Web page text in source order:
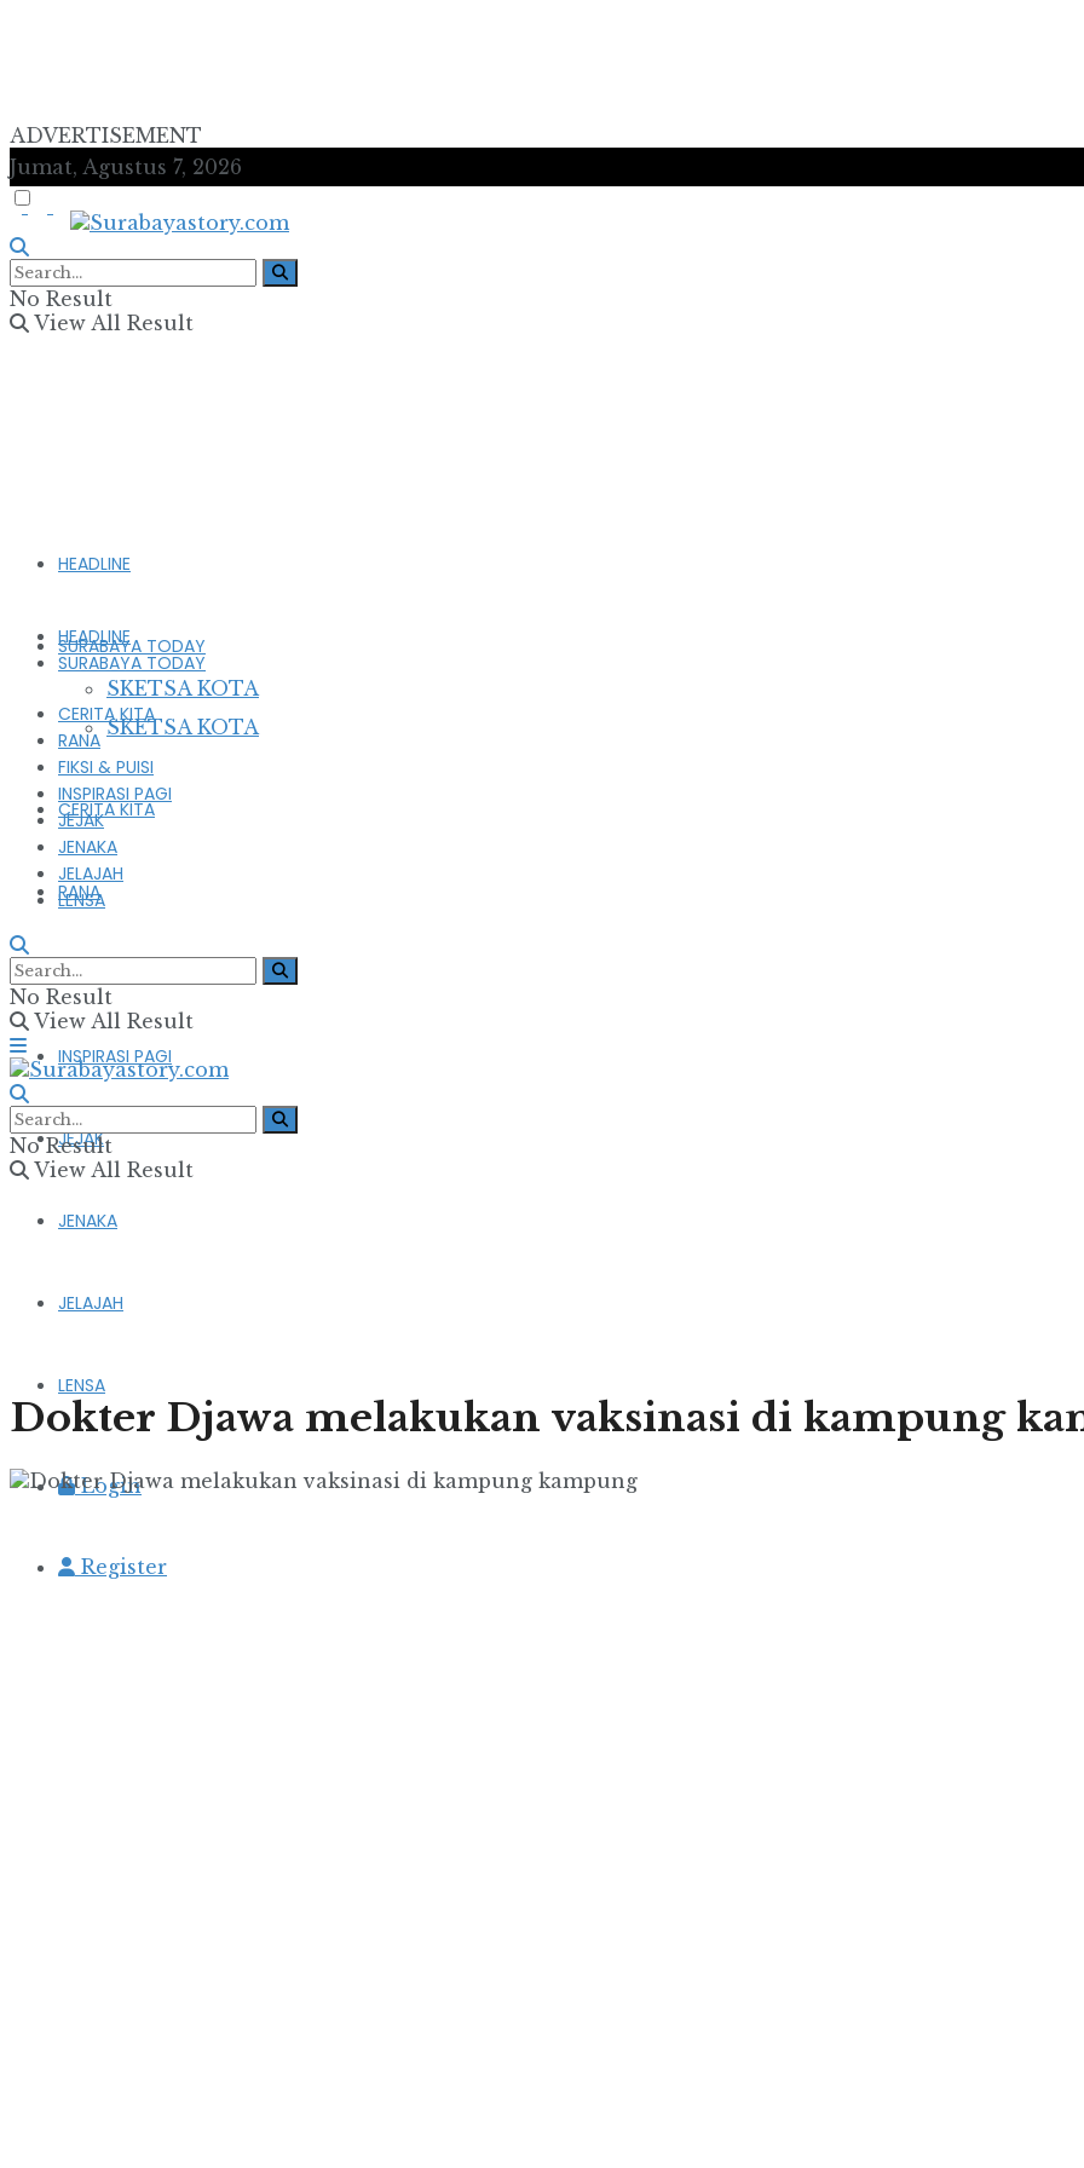
ADVERTISEMENT
Jumat, Agustus 7, 2026
No Result
View All Result
HEADLINE
SURABAYA TODAY
SKETSA KOTA
CERITA KITA
RANA
FIKSI & PUISI
INSPIRASI PAGI
JEJAK
JENAKA
JELAJAH
LENSA
Login
Register
HEADLINE
SURABAYA TODAY
SKETSA KOTA
CERITA KITA
RANA
FIKSI & PUISI
INSPIRASI PAGI
JEJAK
JENAKA
JELAJAH
LENSA
No Result
View All Result
No Result
View All Result
Dokter Djawa melakukan vaksinasi di kampung